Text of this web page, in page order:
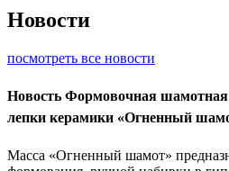
Новости
посмотреть все новости
Новость Формовочная шамотная
лепки керамики «Огненный
Масса «Огненный шамот»